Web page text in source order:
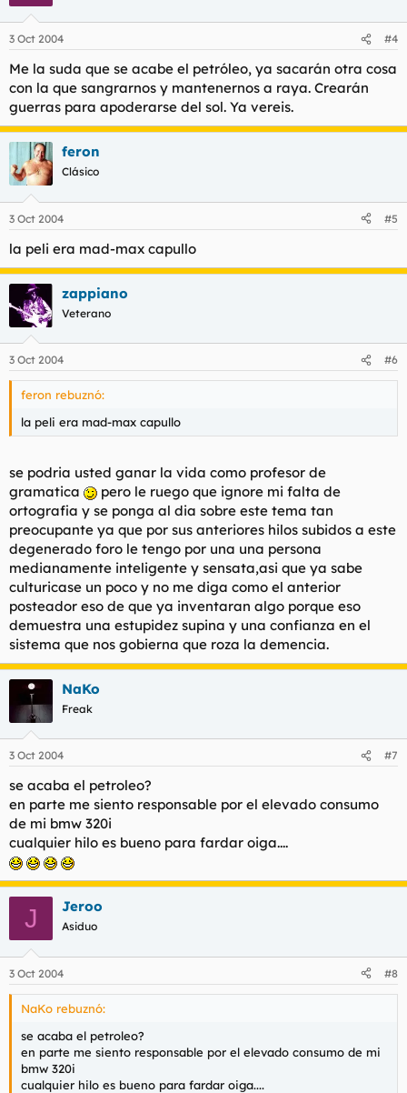
3 Oct 2004 #4
Me la suda que se acabe el petróleo, ya sacarán otra cosa
con la que sangrarnos y mantenernos a raya. Crearán
guerras para apoderarse del sol. Ya vereis.
feron
Clásico
3 Oct 2004 #5
la peli era mad-max capullo
zappiano
Veterano
3 Oct 2004 #6
feron rebuznó:
la peli era mad-max capullo
se podria usted ganar la vida como profesor de
gramatica
pero le ruego que ignore mi falta de
ortografia y se ponga al dia sobre este tema tan
preocupante ya que por sus anteriores hilos subidos a este
degenerado foro le tengo por una una persona
medianamente inteligente y sensata,asi que ya sabe
culturicase un poco y no me diga como el anterior
posteador eso de que ya inventaran algo porque eso
demuestra una estupidez supina y una confianza en el
sistema que nos gobierna que roza la demencia.
NaKo
Freak
3 Oct 2004 #7
se acaba el petroleo?
en parte me siento responsable por el elevado consumo
de mi bmw 320i
cualquier hilo es bueno para fardar oiga....
J Jeroo
Asiduo
3 Oct 2004 #8
NaKo rebuznó:
se acaba el petroleo?
en parte me siento responsable por el elevado consumo de mi
bmw 320i
cualquier hilo es bueno para fardar oiga....